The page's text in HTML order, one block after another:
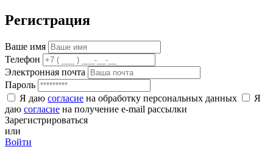
Регистрация
Ваше имя
Телефон
Электронная почта
Пароль
Я даю согласие на обработку персональных данных
Я
даю согласие на получение e-mail рассылки
Зарегистрироваться
или
Войти